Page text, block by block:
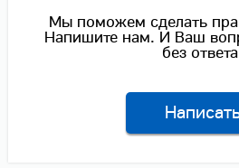
Мы поможем сделать
Напишите нам. И Ваш
без